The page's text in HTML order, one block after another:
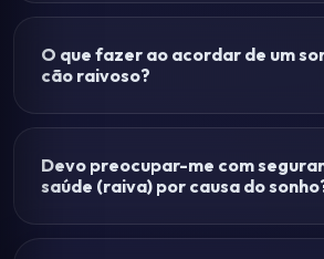
O que fazer ao acordar de um
cão raivoso?
Devo preocupar-me com
saúde (raiva) por causa do